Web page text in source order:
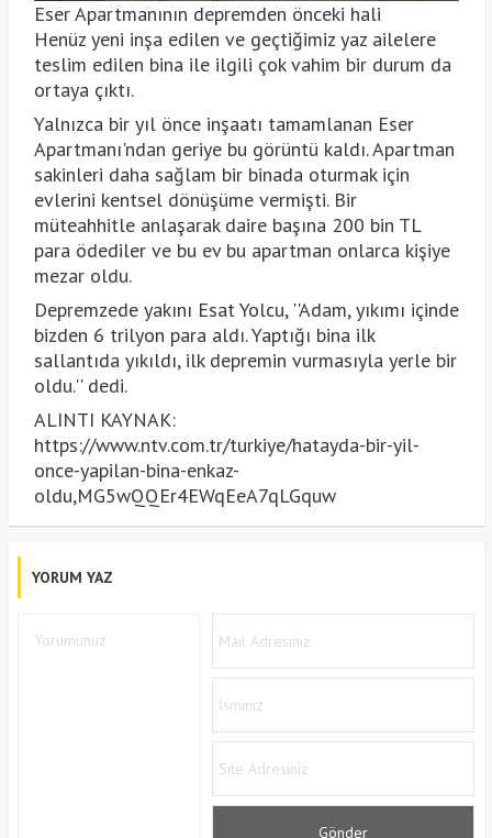
Eser Apartmanının depremden önceki hali
Henüz yeni inşa edilen ve geçtiğimiz yaz ailelere
teslim edilen bina ile ilgili çok vahim bir durum da
ortaya çıktı.
Yalnızca bir yıl önce inşaatı tamamlanan Eser
Apartmanı'ndan geriye bu görüntü kaldı. Apartman
sakinleri daha sağlam bir binada oturmak için
evlerini kentsel dönüşüme vermişti. Bir
müteahhitle anlaşarak daire başına 200 bin TL
para ödediler ve bu ev bu apartman onlarca kişiye
mezar oldu.
Depremzede yakını Esat Yolcu, ''Adam, yıkımı içinde
bizden 6 trilyon para aldı. Yaptığı bina ilk
sallantıda yıkıldı, ilk depremin vurmasıyla yerle bir
oldu.'' dedi.
ALINTI KAYNAK:
https://www.ntv.com.tr/turkiye/hatayda-bir-yil-
once-yapilan-bina-enkaz-
oldu,MG5wQQEr4EWqEeA7qLGquw
YORUM YAZ